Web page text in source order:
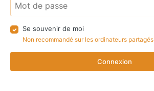
Se souvenir de moi
Non recommandé sur les ordinateurs partagés
Connexion